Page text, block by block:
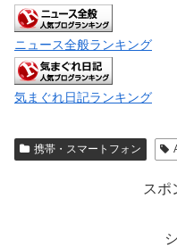
ニュース全般ランキング
気まぐれ日記ランキング
携帯・スマートフォン
スポ